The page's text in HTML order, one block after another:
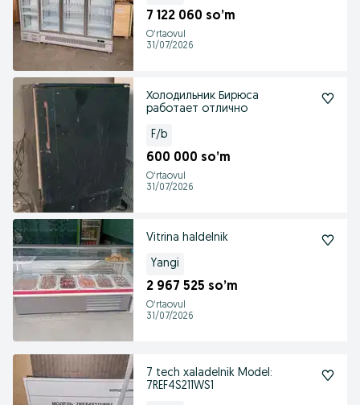
7 122 060 so’m
Oʻrtaovul
31/07/2026
Холодильник Бирюса
работает отлично
F/b
600 000 so’m
Oʻrtaovul
31/07/2026
Vitrina haldelnik
Yangi
2 967 525 so’m
Oʻrtaovul
31/07/2026
7 tech xaladelnik Model:
7REF4S211WS1